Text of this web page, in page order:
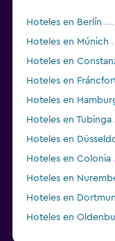
Hoteles en Berlín
Hoteles en Múnich
Hoteles en
Hoteles en
Hoteles en
Hoteles en Tubinga
Hoteles en
Hoteles en Colonia
Hoteles en
Hoteles en
Hoteles en